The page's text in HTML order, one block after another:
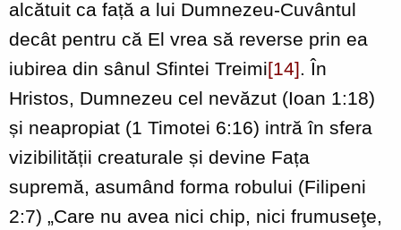
alcătuit ca față a lui Dumnezeu-Cuvântul
decât pentru că El vrea să reverse prin ea
iubirea din sânul Sfintei Treimi[14]. În
Hristos, Dumnezeu cel nevăzut (Ioan 1:18)
și neapropiat (1 Timotei 6:16) intră în sfera
vizibilității creaturale și devine Fața
supremă, asumând forma robului (Filipeni
2:7) „Care nu avea nici chip, nici frumuseţe,